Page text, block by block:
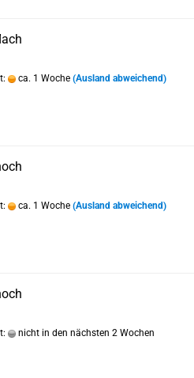
ca. 1 Woche (Ausland abweichend)
ca. 1 Woche (Ausland abweichend)
nicht in den nächsten 2 Wochen